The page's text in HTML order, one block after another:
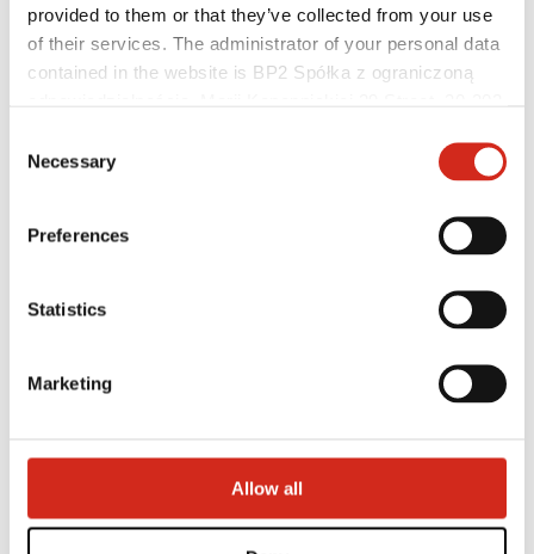
provided to them or that they’ve collected from your use
of their services. The administrator of your personal data
contained in the website is BP2 Spółka z ograniczoną
121387608.
Selection
Necessary
Preferences
Statistics
Marketing
Allow all
Architekci
Biblioteka BIM
Modele 3D
Powłoki, kolorystyka i gwarancje
Rejestracja gwarancji